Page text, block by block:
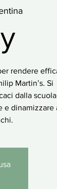
rendere
Martin’s. Si
dalla
e dinamizzare